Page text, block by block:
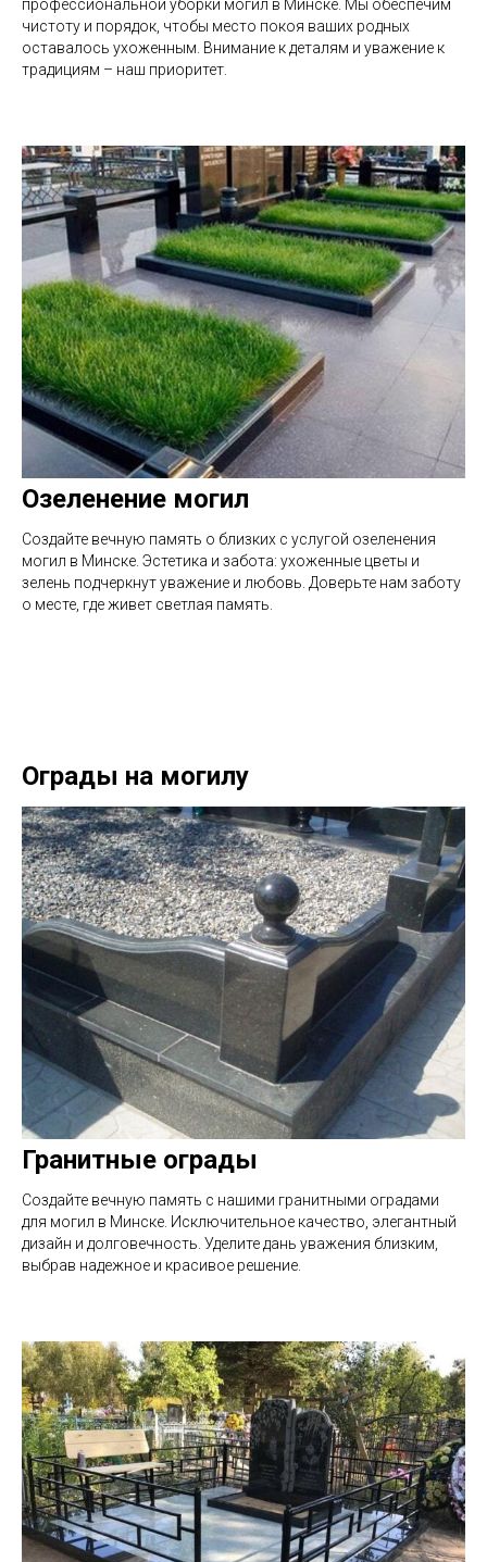
профессиональной уборки могил в Минске. Мы обеспечим
чистоту и порядок, чтобы место покоя ваших родных
оставалось ухоженным. Внимание к деталям и уважение к
традициям – наш приоритет.
Озеленение могил
Создайте вечную память о близких с услугой озеленения
могил в Минске. Эстетика и забота: ухоженные цветы и
зелень подчеркнут уважение и любовь. Доверьте нам заботу
о месте, где живет светлая память.
Ограды на могилу
Гранитные ограды
Создайте вечную память с нашими гранитными оградами
для могил в Минске. Исключительное качество, элегантный
дизайн и долговечность. Уделите дань уважения близким,
выбрав надежное и красивое решение.